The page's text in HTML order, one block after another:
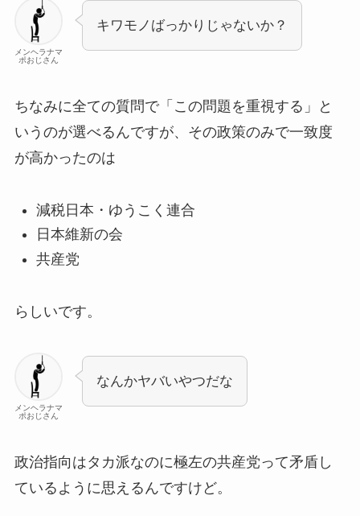
メンヘラナマ
ポおじさん
キワモノばっかりじゃないか？
ちなみに全ての質問で「この問題を重視する」と
いうのが選べるんですが、その政策のみで一致度
が高かったのは
減税日本・ゆうこく連合
日本維新の会
共産党
らしいです。
メンヘラナマ
ポおじさん
なんかヤバいやつだな
政治指向はタカ派なのに極左の共産党って矛盾し
ているように思えるんですけど。